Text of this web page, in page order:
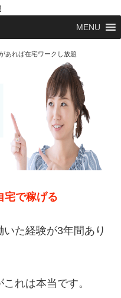
MENU
あれば在宅ワークし放題
宅で稼げる
た経験が3年間あり
れは本当です。